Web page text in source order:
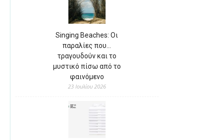
Singing Beaches: Οι
παραλίες που…
τραγουδούν και το
μυστικό πίσω από το
φαινόμενο
23 Ιουλίου 2026